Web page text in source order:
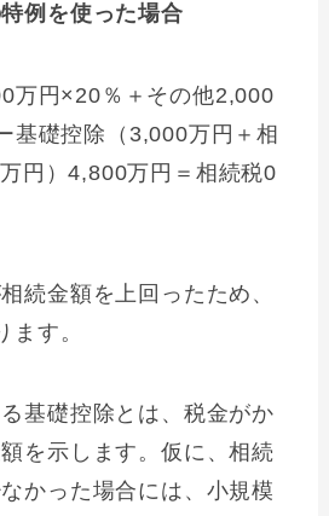
例を使った場合
万円×20％＋その他2,000
基礎控除（3,000万円＋相
円）4,800万円＝相続税0
続金額を上回ったため、
ます。
基礎控除とは、税金がか
を示します。仮に、相続
かった場合には、小規模